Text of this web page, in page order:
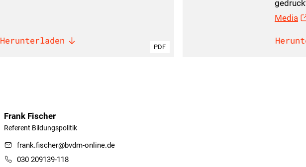
Herunterladen
PDF
Media
Frank Fischer
Referent Bildungspolitik
frank.fischer@bvdm-online.de
030 209139-118